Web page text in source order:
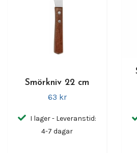
Smörkniv 22 cm
63 kr
I lager - Leveranstid:
4-7 dagar